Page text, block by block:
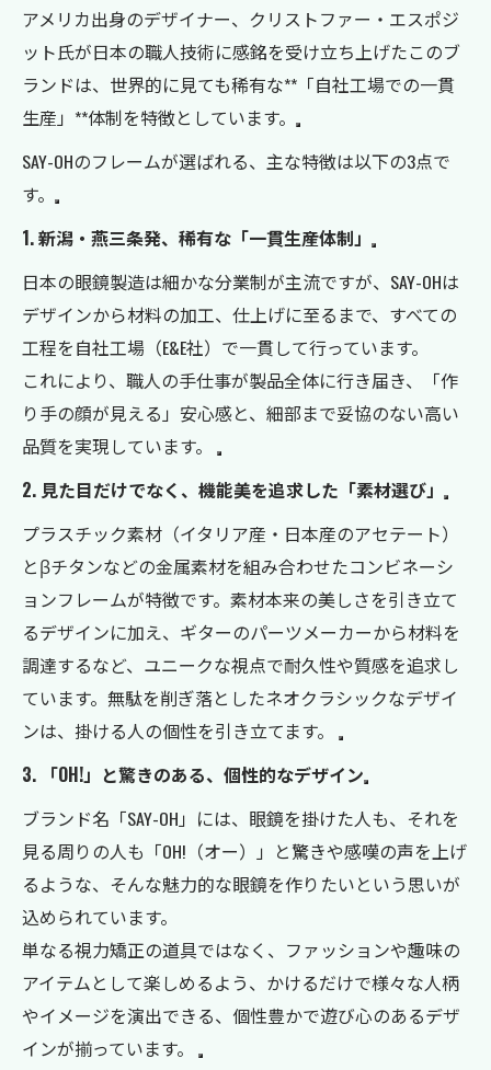
アメリカ出身のデザイナー、クリストファー・エスポジ
ット氏が日本の職人技術に感銘を受け立ち上げたこのブ
ランドは、世界的に見ても稀有な**「自社工場での一貫
生産」**体制を特徴としています。
SAY-OHのフレームが選ばれる、主な特徴は以下の3点で
す。
1. 新潟・燕三条発、稀有な「一貫生産体制」
日本の眼鏡製造は細かな分業制が主流ですが、SAY-OHは
デザインから材料の加工、仕上げに至るまで、すべての
工程を自社工場（E&E社）で一貫して行っています。
これにより、職人の手仕事が製品全体に行き届き、「作
り手の顔が見える」安心感と、細部まで妥協のない高い
品質を実現しています。
2. 見た目だけでなく、機能美を追求した「素材選び」
プラスチック素材（イタリア産・日本産のアセテート）
とβチタンなどの金属素材を組み合わせたコンビネーシ
ョンフレームが特徴です。素材本来の美しさを引き立て
るデザインに加え、ギターのパーツメーカーから材料を
調達するなど、ユニークな視点で耐久性や質感を追求し
ています。無駄を削ぎ落としたネオクラシックなデザイ
ンは、掛ける人の個性を引き立てます。
3. 「OH!」と驚きのある、個性的なデザイン
ブランド名「SAY-OH」には、眼鏡を掛けた人も、それを
見る周りの人も「OH!（オー）」と驚きや感嘆の声を上げ
るような、そんな魅力的な眼鏡を作りたいという思いが
込められています。
単なる視力矯正の道具ではなく、ファッションや趣味の
アイテムとして楽しめるよう、かけるだけで様々な人柄
やイメージを演出できる、個性豊かで遊び心のあるデザ
インが揃っています。
お問い合わせはこちら